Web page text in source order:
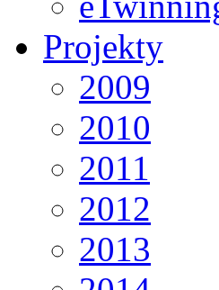
Projekty
2009
2010
2011
2012
2013